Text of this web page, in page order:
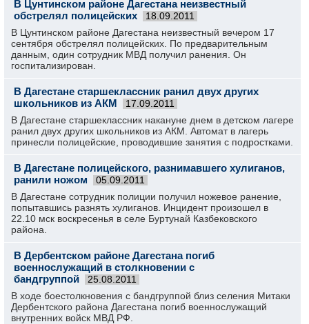
В Цунтинском районе Дагестана неизвестный
обстрелял полицейских
18.09.2011
В Цунтинском районе Дагестана неизвестный вечером 17
сентября обстрелял полицейских. По предварительным
данным, один сотрудник МВД получил ранения. Он
госпитализирован.
В Дагестане старшеклассник ранил двух других
школьников из АКМ
17.09.2011
В Дагестане старшеклассник накануне днем в детском лагере
ранил двух других школьников из АКМ. Автомат в лагерь
принесли полицейские, проводившие занятия с подростками.
В Дагестане полицейского, разнимавшего хулиганов,
ранили ножом
05.09.2011
В Дагестане сотрудник полиции получил ножевое ранение,
попытавшись разнять хулиганов. Инцидент произошел в
22.10 мск воскресенья в селе Буртунай Казбековского
района.
В Дербентском районе Дагестана погиб
военнослужащий в столкновении с
бандгруппой
25.08.2011
В ходе боестолкновения с бандгруппой близ селения Митаки
Дербентского района Дагестана погиб военнослужащий
внутренних войск МВД РФ.